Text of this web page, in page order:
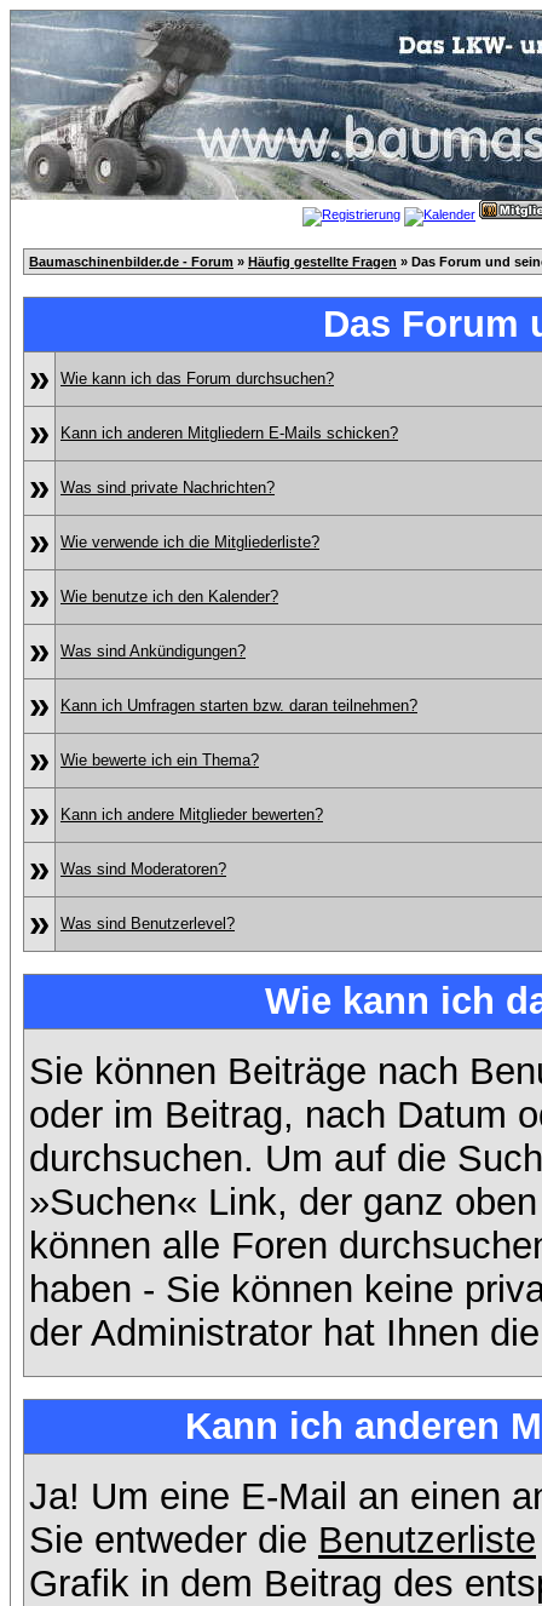
Baumaschinenbilder.de - Forum » Häufig gestellte Fragen » Das Forum und
Das Forum
»
Wie kann ich das Forum durchsuchen?
» Kann ich anderen Mitgliedern E-Mails schicken?
» Was sind private Nachrichten?
» Wie verwende ich die Mitgliederliste?
» Wie benutze ich den Kalender?
» Was sind Ankündigungen?
» Kann ich Umfragen starten bzw. daran teilnehmen?
» Wie bewerte ich ein Thema?
» Kann ich andere Mitglieder bewerten?
» Was sind Moderatoren?
» Was sind Benutzerlevel?
Wie kann ich
Sie können Beiträge nach
oder im Beitrag, nach Datum
durchsuchen. Um auf die
»Suchen« Link, der ganz
können alle Foren
haben - Sie können keine
der Administrator hat Ihnen
Kann ich anderen
Ja! Um eine E-Mail an einen
Sie entweder die Benutzerliste
Grafik in dem Beitrag des